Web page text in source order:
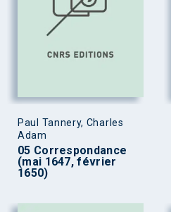
Paul Tannery, Charles
Adam
05 Correspondance
(mai 1647, février
1650)